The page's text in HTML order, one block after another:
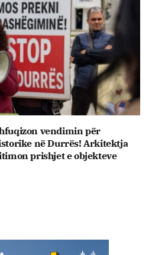
vendimin për
në Durrës! Arkitektja
prishjet e objekteve